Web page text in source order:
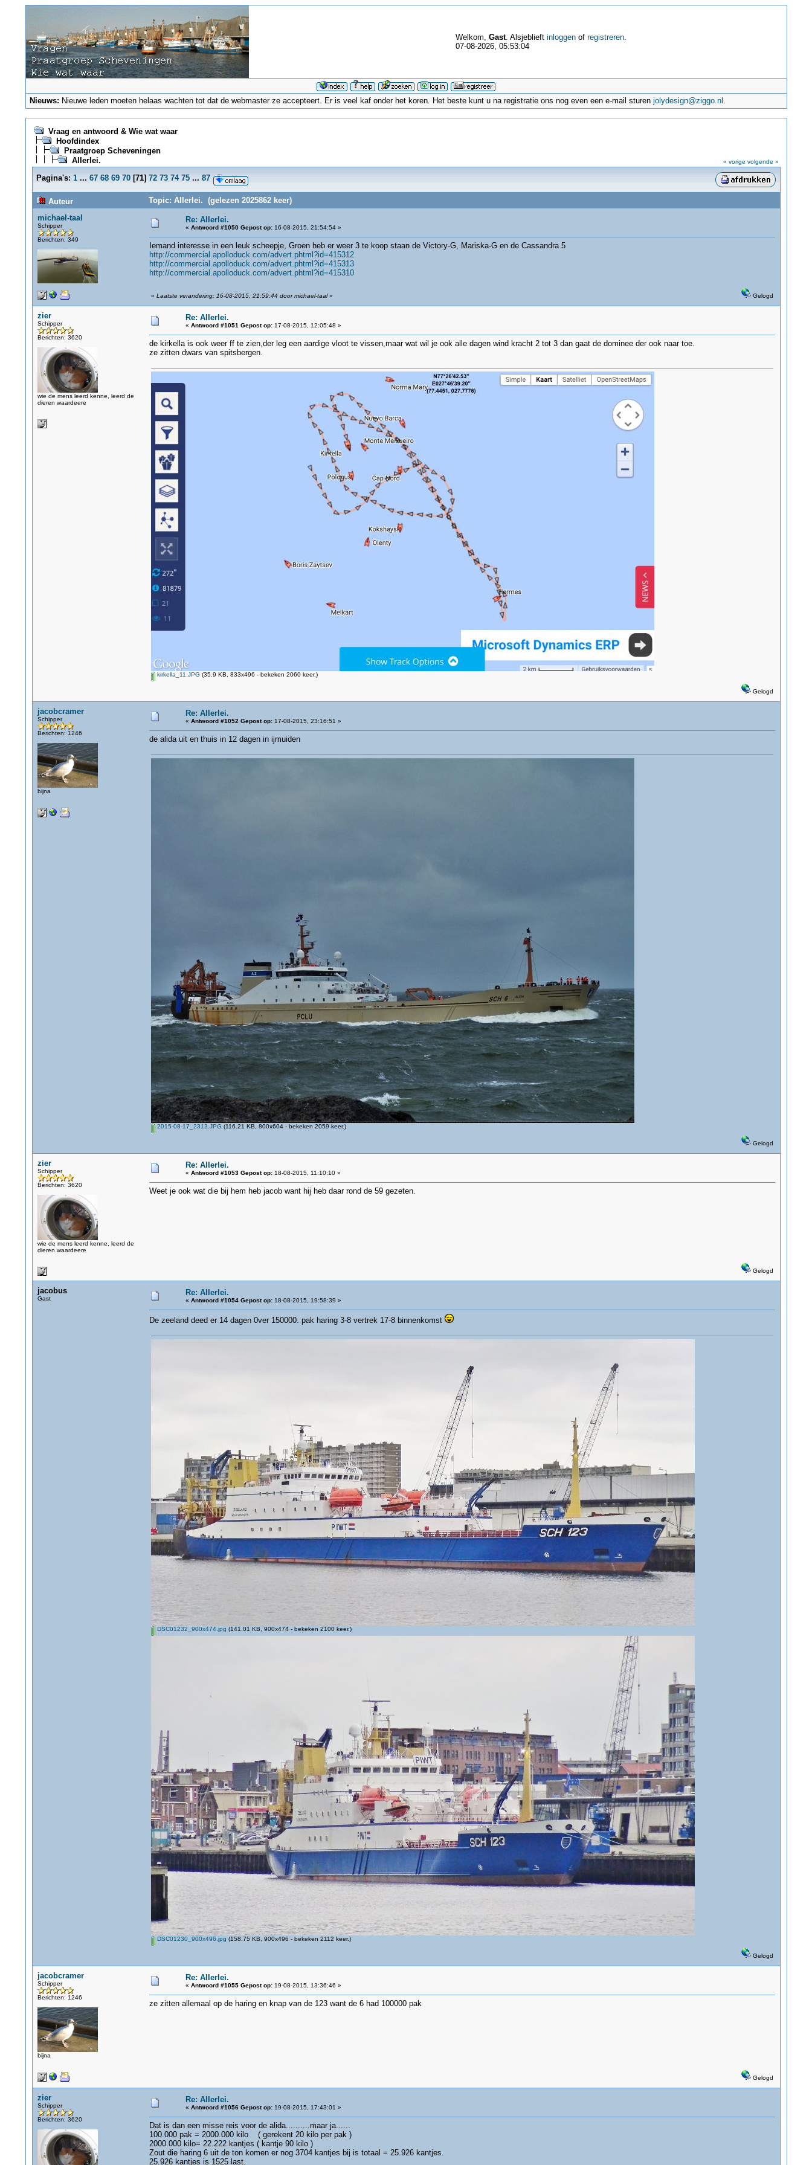
Welkom, Gast. Alsjeblieft inloggenof registreren.
07-08-2026, 05:53:04
Nieuws: Nieuwe leden moeten helaas wachten tot dat de webmaster ze accepteert. Er is veel kaf onder het koren. Het beste kunt u na registratie ons nog even een e-mail sturenjolydesign@ziggo.nl .
Vraag en antwoord & Wie wat waar
Hoofdindex
Praatgroep Scheveningen
Allerlei.
« vorige volgende »
Pagina's: 1 ... 67 68 69 70[71] 72 73 74 75 ... 87
Auteur
Topic: Allerlei. (gelezen 2025862 keer)
michael-taal
Schipper
Berichten: 349
Re: Allerlei.
« Antwoord #1050 Gepost op:16-08-2015, 21:54:54 »
Iemand interesse in een leuk scheepje, Groen heb er weer 3 te koop staan de Victory-G, Mariska-G en de Cassandra 5
http://commercial.apolloduck.com/advert.phtml?id=415312
http://commercial.apolloduck.com/advert.phtml?id=415313
http://commercial.apolloduck.com/advert.phtml?id=415310
« Laatste verandering: 16-08-2015, 21:59:44 door michael-taal» Gelogd
zier
Schipper
Berichten: 3620
wie de mens leerd kenne, leerd de
dieren waardeere
Re: Allerlei.
« Antwoord #1051 Gepost op:17-08-2015, 12:05:48 »
de kirkella is ook weer ff te zien,der leg een aardige vloot te vissen,maar wat wil je ook alle dagen wind kracht 2 tot 3 dan gaat de dominee der ook naar toe.
ze zitten dwars van spitsbergen.
kirkella_11.JPG (35.9 KB, 833x496 - bekeken 2060 keer.)
Gelogd
jacobcramer
Schipper
Berichten: 1246
bijna
Re: Allerlei.
« Antwoord #1052 Gepost op:17-08-2015, 23:16:51 »
de alida uit en thuis in 12 dagen in ijmuiden
2015-08-17_2313.JPG (116.21 KB, 800x604 - bekeken 2059 keer.)
Gelogd
zier
Schipper
Berichten: 3620
wie de mens leerd kenne, leerd de
dieren waardeere
Re: Allerlei.
« Antwoord #1053 Gepost op:18-08-2015, 11:10:10 »
Weet je ook wat die bij hem heb jacob want hij heb daar rond de 59 gezeten.
Gelogd
jacobus
Gast
Re: Allerlei.
« Antwoord #1054 Gepost op:18-08-2015, 19:58:39 »
De zeeland deed er 14 dagen 0ver 150000. pak haring 3-8 vertrek 17-8 binnenkomst
DSC01232_900x474.jpg (141.01 KB, 900x474 - bekeken 2100 keer.)
DSC01230_900x496.jpg (158.75 KB, 900x496 - bekeken 2112 keer.)
Gelogd
jacobcramer
Schipper
Berichten: 1246
bijna
Re: Allerlei.
« Antwoord #1055 Gepost op:19-08-2015, 13:36:46 »
ze zitten allemaal op de haring en knap van de 123 want de 6 had 100000 pak
Gelogd
zier
Schipper
Berichten: 3620
Re: Allerlei.
« Antwoord #1056 Gepost op:19-08-2015, 17:43:01 »
Dat is dan een misse reis voor de alida..........maar ja......
100.000 pak = 2000.000 kilo ( gerekent 20 kilo per pak )
2000.000 kilo= 22.222 kantjes ( kantje 90 kilo )
Zout die haring 6 uit de ton komen er nog 3704 kantjes bij is totaal = 25.926 kantjes.
25.926 kantjes is 1525 last.